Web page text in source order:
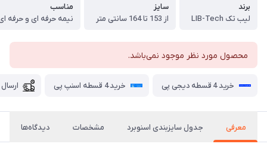
برند
لیب تک LIB-Tech
سایز
از 153 تا 164 سانتی متر
مناسب
نیمه حرفه ای و حرفه
محصول مورد نظر موجود نمی‌باشد.
خرید 4 قسطه دیجی پی خرید 4 قسطه اسنپ پی
معرفی جدول سایزبندی اسنوبرد مشخصات دیدگاه‌ها